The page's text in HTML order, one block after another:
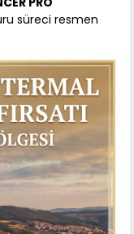
süreci resmen